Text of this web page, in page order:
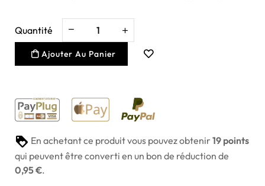
Quantité
Ajouter Au Panier
En achetant ce produit vous pouvez obtenir 19 points
qui peuvent être converti en un bon de réduction de
0,95 €.